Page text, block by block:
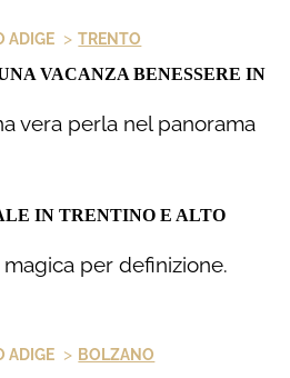
ADIGE > TRENTO
VACANZA BENESSERE IN
vera perla nel panorama
IN TRENTINO E ALTO
per definizione.
ADIGE > BOLZANO